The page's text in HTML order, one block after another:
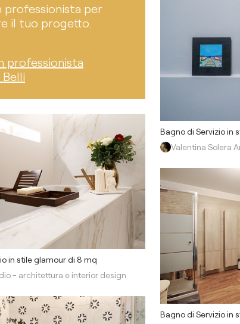
professionista per
il tuo progetto.
professionista
Belli
in stile glamour di 8 mq
- architettura e interior design
Bagno di Servizio in
Valentina Solera
Bagno di Servizio in